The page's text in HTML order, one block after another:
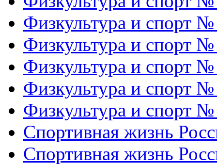
Физкультура и спорт
Физкультура и спорт
Физкультура и спорт
Физкультура и спорт
Физкультура и спорт
Спортивная жизнь
Спортивная жизнь